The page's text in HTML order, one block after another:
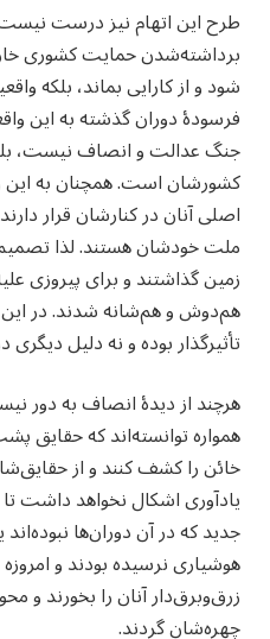
طرح این اتهام نیز درست
برداشته‌شدن حمایت کشوری
شود و از کارایی بماند، بلکه
فرسودهٔ دوران گذشته به این
جنگ عدالت و انصاف نیست،
کشورشان است. همچنان به
اصلی آنان در کنارشان قرار
ملت خودشان هستند. لذا
زمین گذاشتند و برای پیروزی
هم‌دوش و هم‌شانه شدند. در این
تأثیرگذار بوده و نه دلیل
هرچند از دیدهٔ انصاف به دور
همواره توانسته‌اند که
خائن را کشف کنند و از
یادآوری اشکال نخواهد داشت
جدید که در آن دوران‌ها
هوشیاری نرسیده بودند و
زرق‌وبرق‌دار آنان را بخورند و
چهره‌شان گردند.